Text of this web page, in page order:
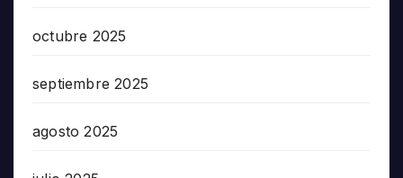
octubre 2025
septiembre 2025
agosto 2025